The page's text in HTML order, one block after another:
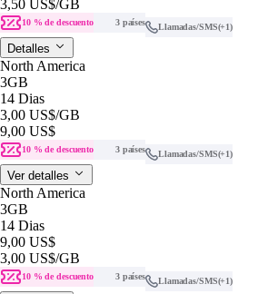
3,50 US$/GB
10 % de descuento 3 países Llamadas/SMS(+1)
Detalles
North America
3GB
14 Dias
3,00 US$/GB
9,00 US$
10 % de descuento 3 países Llamadas/SMS(+1)
Ver detalles
North America
3GB
14 Dias
9,00 US$
3,00 US$/GB
10 % de descuento 3 países Llamadas/SMS(+1)